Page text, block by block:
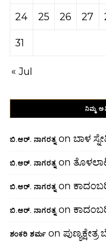
24 25 26 27
31
« Jul
ನಿಮ್ಮ
ಬಿ.ಆರ್. ನಾಗರತ್ನ on ಬಾಳ
ಬಿ.ಆರ್. ನಾಗರತ್ನ on
ಬಿ.ಆರ್. ನಾಗರತ್ನ on
ಬಿ.ಆರ್. ನಾಗರತ್ನ on
ಶಂಕರಿ ಶರ್ಮ on